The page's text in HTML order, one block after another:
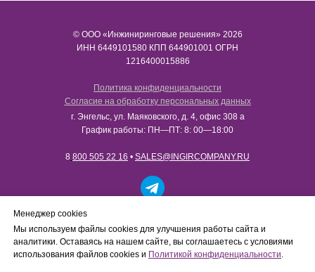
Менеджер cookies
Мы используем файлы cookies для улучшения работы сайта и
аналитики. Оставаясь на нашем сайте, вы соглашаетесь с условиями
использования файлов cookies и Политикой конфиденциальности.
© ООО «Инжиниринговые решения» 2026
ИНН​​​​​​​ 6449101580 КПП 644901001 ОГРН
1216400015886
Политика конфиденциальности
Согласие на обработку персональных данных
Работаем только с юридическими лицами в рамках
B2B-сотрудничества. Сайт носит информационный
характер, не является интернет-магазином и не
осуществляет розничную продажу товаров
физическим лицам.
г. Энгельс, ул. Маяковского, д. 4, офис 308 а
График работы: ПН—ПТ: 8: 00—18:00
8 800 505 22 16 • SALES@INGIRCOMPANY.RU